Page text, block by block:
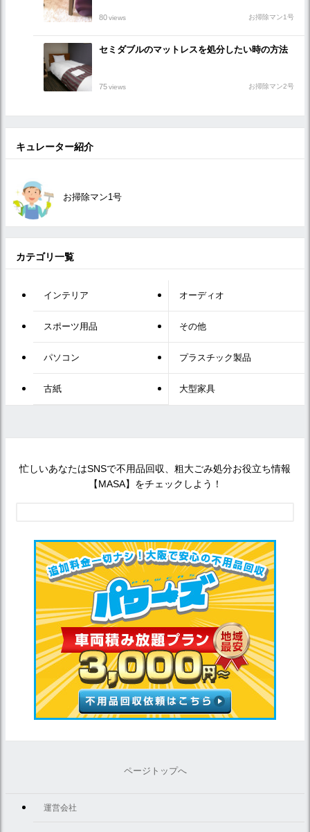
80views お掃除マン1号
セミダブルのマットレスを処分したい時の方法
75views お掃除マン2号
キュレーター紹介
お掃除マン1号
カテゴリ一覧
インテリア オーディオ
スポーツ用品 その他
パソコン プラスチック製品
古紙 大型家具
忙しいあなたはSNSで不用品回収、粗大ごみ処分お役立ち情報
【MASA】をチェックしよう！
ページトップへ
運営会社